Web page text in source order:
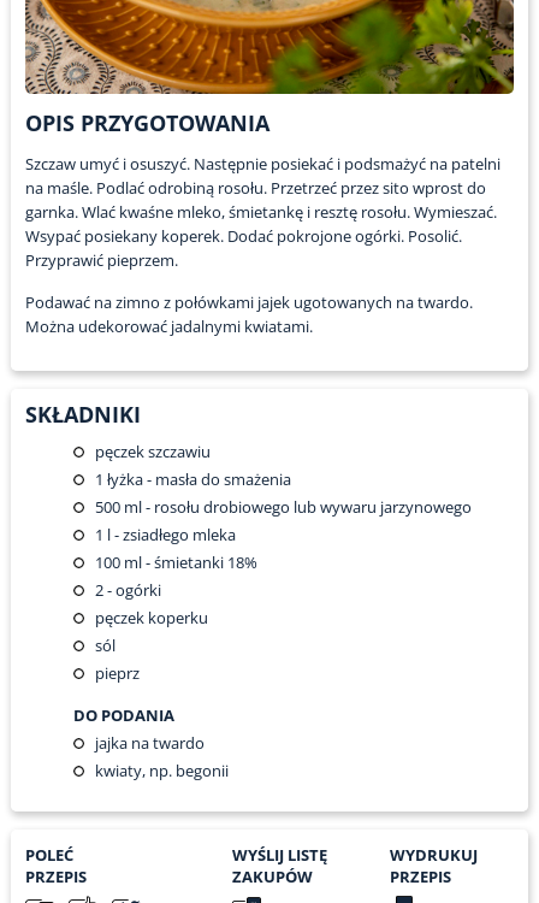
OPIS PRZYGOTOWANIA
Szczaw umyć i osuszyć. Następnie posiekać i podsmażyć na patelni
na maśle. Podlać odrobiną rosołu. Przetrzeć przez sito wprost do
garnka. Wlać kwaśne mleko, śmietankę i resztę rosołu. Wymieszać.
Wsypać posiekany koperek. Dodać pokrojone ogórki. Posolić.
Przyprawić pieprzem.
Podawać na zimno z połówkami jajek ugotowanych na twardo.
Można udekorować jadalnymi kwiatami.
SKŁADNIKI
pęczek szczawiu
1 łyżka - masła do smażenia
500ml - rosołu drobiowego lub wywaru jarzynowego
1 l - zsiadłego mleka
100ml - śmietanki 18%
2- ogórki
pęczek koperku
sól
pieprz
DO PODANIA
jajka na twardo
kwiaty, np. begonii
POLEĆ
PRZEPIS
WYŚLIJ LISTĘ
ZAKUPÓW
WYDRUKUJ
PRZEPIS